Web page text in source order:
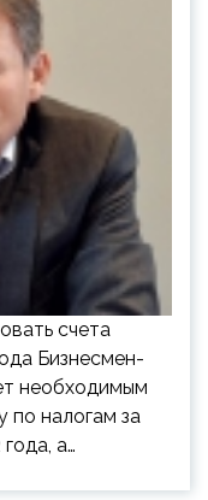
счета
Бизнесмен-
необходимым
по налогам за
а…